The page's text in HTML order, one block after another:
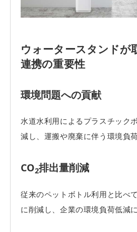
ウォータースタンドが
連携の重要性
環境問題への貢献
水道水利用によるプラスチック
減し、運搬や廃棄に伴う環境負
CO2排出量削減
従来のペットボトル利用と比べ
に削減し、企業の環境負荷低減